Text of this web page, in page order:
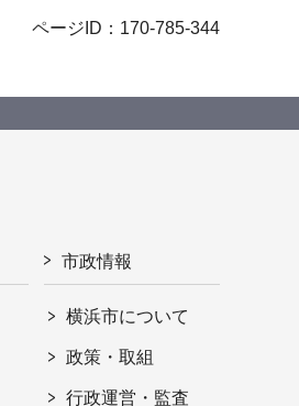
ページID：170-785-344
市政情報
横浜市について
政策・取組
行政運営・監査